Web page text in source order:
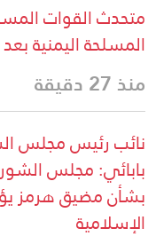
متحدث القوات
المسلحة اليمنية
منذ 27 دقيقة
نائب رئيس مجلس
بابائي: مجلس
بشأن مضيق هرمز
الإسلامية